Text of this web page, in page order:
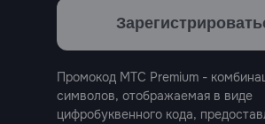
Промокод МТС Premium -
символов, отображаемая в виде
цифробуквенного кода,